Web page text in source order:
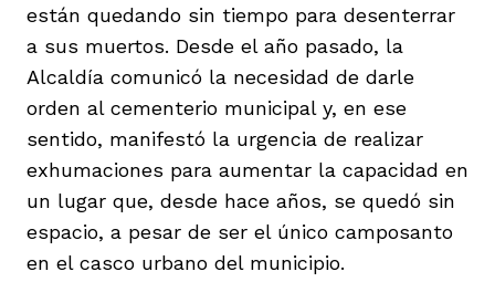
están quedando sin tiempo para desenterrar
a sus muertos. Desde el año pasado, la
Alcaldía comunicó la necesidad de darle
orden al cementerio municipal y, en ese
sentido, manifestó la urgencia de realizar
exhumaciones para aumentar la capacidad en
un lugar que, desde hace años, se quedó sin
espacio, a pesar de ser el único camposanto
en el casco urbano del municipio.